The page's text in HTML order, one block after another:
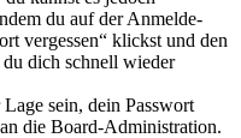
du auf der Anmelde-
vergessen“ klickst und den
dich schnell wieder
sein, dein Passwort
die Board-Administration.